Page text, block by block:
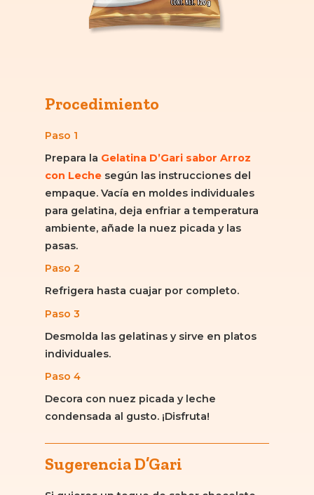
Procedimiento
Paso 1
Prepara la Gelatina D’Gari sabor Arroz
con Leche según las instrucciones del
empaque. Vacía en moldes individuales
para gelatina, deja enfriar a temperatura
ambiente, añade la nuez picada y las
pasas.
Paso 2
Refrigera hasta cuajar por completo.
Paso 3
Desmolda las gelatinas y sirve en platos
individuales.
Paso 4
Decora con nuez picada y leche
condensada al gusto. ¡Disfruta!
Sugerencia D’Gari